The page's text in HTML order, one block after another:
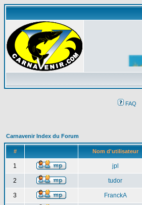
FAQ
Carnavenir Index du Forum
# Nom d'utilisateur
1 jpl
2 tudor
3 FranckA